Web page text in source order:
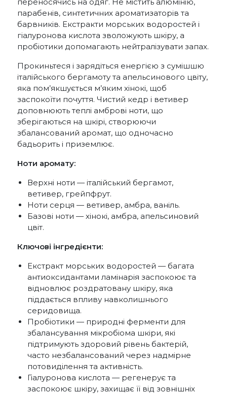
парабенів, синтетичних ароматизаторів та
барвників. Екстракти морських водоростей і
гіалуронова кислота зволожують шкіру, а
пробіотики допомагають нейтралізувати запах.
Прокиньтеся і зарядіться енергією з сумішшю
італійського бергамоту та апельсинового цвіту,
яка пом’якшується м’яким хінокі, щоб
заспокоїти почуття. Чистий кедр і ветивер
доповнюють теплі амброві ноти, що
зберігаються на шкірі, створюючи
збалансований аромат, що одночасно
бадьорить і приземлює.
Ноти аромату:
Верхні ноти — італійський бергамот,
ветивер, грейпфрут.
Ноти серця — ветивер, амбра, ваніль.
Базові ноти — хінокі, амбра, апельсиновий
цвіт.
Ключові інгредієнти:
Екстракт морських водоростей — багата
антиоксидантами ламінарія заспокоює та
відновлює роздратовану шкіру, яка
піддається впливу навколишнього
серидовища.
Пробіотики — природні ферменти для
збалансування мікробіома шкіри, які
підтримують здоровий рівень бактерій,
часто незбалансований через надмірне
потовиділення та активність.
Гіалуронова кислота — регенерує та
заспокоює шкіру, захищає її від зовнішніх